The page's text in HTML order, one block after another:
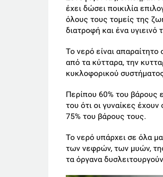
έχει δώσει ποικιλία
όλους τους τομείς της
διατροφή και ένα υγιεινό
Το νερό είναι
από τα κύτταρα, την
κυκλοφορικού
Περίπου 60% του βάρους
του ότι οι γυναίκες
75% του βάρους τους.
Το νερό υπάρχει σε όλα
των νεφρών, των μυών, της
τα όργανα